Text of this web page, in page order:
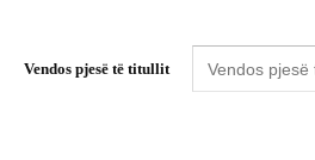
Vendos pjesë të titullit